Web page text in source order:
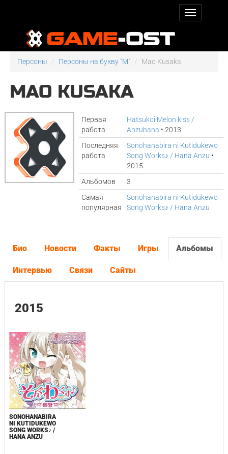
Персоны Персоны на букву "M" Mao Kusaka
MAO KUSAKA
Первая
работа
Hatsukoi Melon kiss /
Anzuhana • 2013
Последняя
работа
Sonohanabira ni Kutidukewo
Song Works♪ / Hana Anzu •
2015
Альбомов
3
Самая
популярная
Sonohanabira ni Kutidukewo
Song Works♪ / Hana Anzu
Био Новости Факты Игры Альбомы
Интервью Связи Сайты
2015
SONOHANABIRA
NI KUTIDUKEWO
SONG WORKS♪ /
HANA ANZU